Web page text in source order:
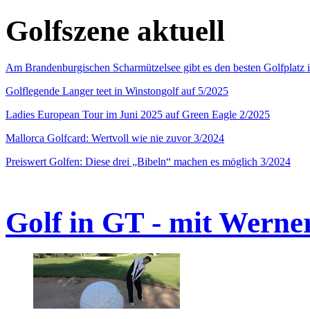
Golfszene aktuell
Am Brandenburgischen Scharmützelsee gibt es den besten
Golflegende Langer teet in Winstongolf auf 5/2025
Ladies European Tour im Juni 2025 auf Green Eagle 2/2025
Mallorca Golfcard: Wertvoll wie nie zuvor 3/2024
Preiswert Golfen: Diese drei „Bibeln“ machen es möglich 3/2024
Golf in GT - mit